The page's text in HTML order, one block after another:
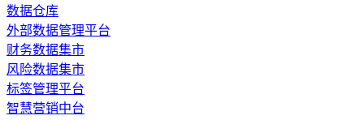
数据仓库
外部数据管理平台
财务数据集市
风险数据集市
标签管理平台
智慧营销中台